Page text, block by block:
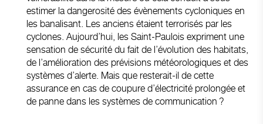
estimer la dangerosité des évènements cycloniques en
les banalisant. Les anciens étaient terrorisés par les
cyclones. Aujourd’hui, les Saint-Paulois expriment une
sensation de sécurité du fait de l’évolution des habitats,
de l’amélioration des prévisions météorologiques et des
systèmes d’alerte. Mais que resterait-il de cette
assurance en cas de coupure d’électricité prolongée et
de panne dans les systèmes de communication ?